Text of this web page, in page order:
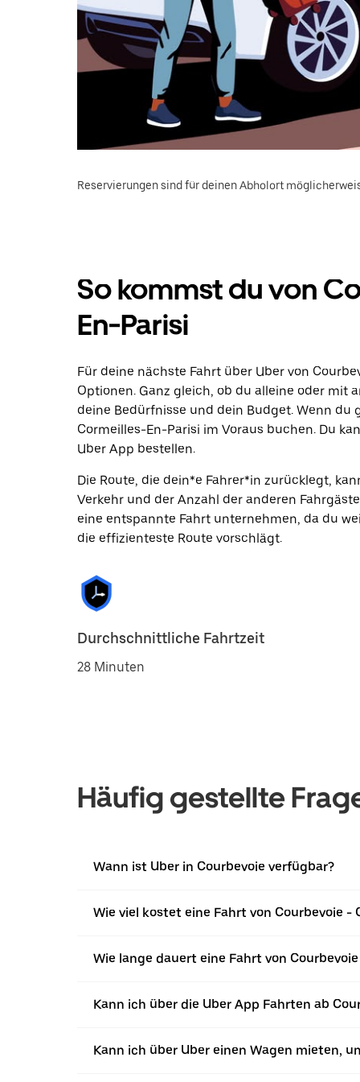
Reservierungen sind für deinen Abholort
So kommst du von
En-Parisi
Für deine nächste Fahrt über Uber von
Optionen. Ganz gleich, ob du alleine oder mit
deine Bedürfnisse und dein Budget. Wenn du
Cormeilles-En-Parisi im Voraus buchen. Du
Uber App bestellen.
Die Route, die dein*e Fahrer*in zurücklegt,
Verkehr und der Anzahl der anderen
eine entspannte Fahrt unternehmen, da du
die effizienteste Route vorschlägt.
Durchschnittliche Fahrtzeit
28 Minuten
Häufig gestellte
Wann ist Uber in Courbevoie verfügbar?
Wie viel kostet eine Fahrt von Courbevoie -
Wie lange dauert eine Fahrt von
Kann ich über die Uber App Fahrten ab
Kann ich über Uber einen Wagen mieten,